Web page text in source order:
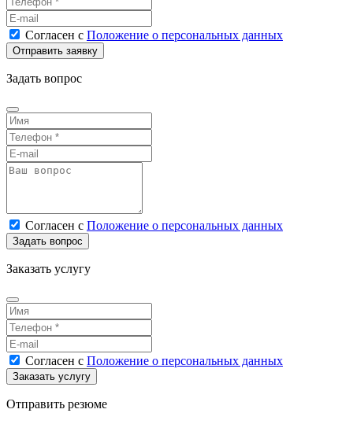
Согласен с Положение о персональных данных
Задать вопрос
Согласен с Положение о персональных данных
Заказать услугу
Согласен с Положение о персональных данных
Отправить резюме